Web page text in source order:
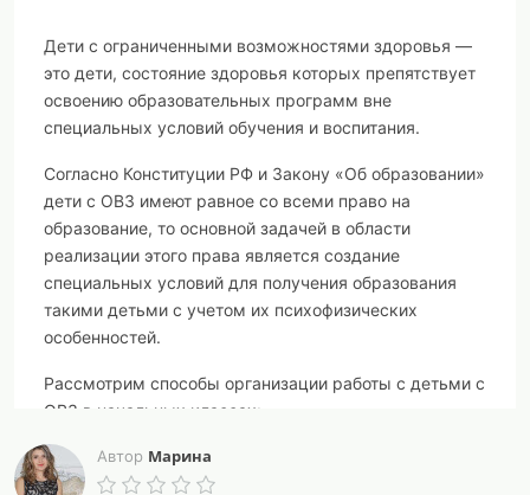
Дети с ограниченными возможностями здоровья —
это дети, состояние здоровья которых препятствует
освоению образовательных программ вне
специальных условий обучения и воспитания.
Согласно Конституции РФ и Закону «Об образовании»
дети с ОВЗ имеют равное со всеми право на
образование, то основной задачей в области
реализации этого права является создание
специальных условий для получения образования
такими детьми с учетом их психофизических
особенностей.
Рассмотрим способы организации работы с детьми с
ОВЗ в начальных классах:
1. Подбор заданий, максимально возбуждающих
активность ребенка, пробуждающие у него
Автор Марина